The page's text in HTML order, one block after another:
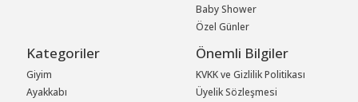
Baby Shower
Özel Günler
Kategoriler
Giyim
Ayakkabı
Önemli Bilgiler
KVKK ve Gizlilik Politikası
Üyelik Sözleşmesi